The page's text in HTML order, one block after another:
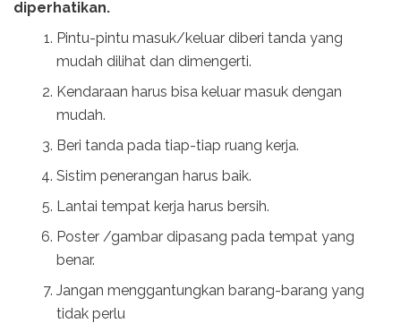
diperhatikan.
Pintu-pintu masuk/keluar diberi tanda yang
mudah dilihat dan dimengerti.
Kendaraan harus bisa keluar masuk dengan
mudah.
Beri tanda pada tiap-tiap ruang kerja.
Sistim penerangan harus baik.
Lantai tempat kerja harus bersih.
Poster /gambar dipasang pada tempat yang
benar.
Jangan menggantungkan barang-barang yang
tidak perlu